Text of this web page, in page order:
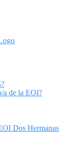
a de la EOI?
Dos Hermanas